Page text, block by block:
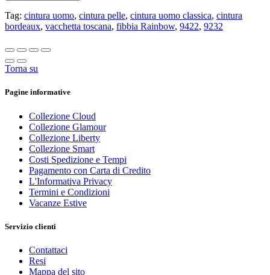
Tag: cintura uomo, cintura pelle, cintura uomo classica, cintura
bordeaux, vacchetta toscana, fibbia Rainbow, 9422, 9232
Torna su
Pagine informative
Collezione Cloud
Collezione Glamour
Collezione Liberty
Collezione Smart
Costi Spedizione e Tempi
Pagamento con Carta di Credito
L'Informativa Privacy
Termini e Condizioni
Vacanze Estive
Servizio clienti
Contattaci
Resi
Mappa del sito